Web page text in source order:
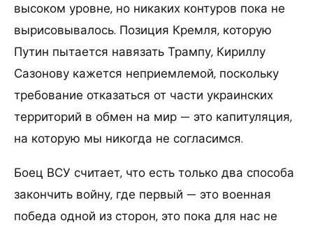
высоком уровне, но никаких контуров пока не
вырисовывалось. Позиция Кремля, которую
Путин пытается навязать Трампу, Кириллу
Сазонову кажется неприемлемой, поскольку
требование отказаться от части украинских
территорий в обмен на мир — это капитуляция,
на которую мы никогда не согласимся.
Боец ВСУ считает, что есть только два способа
закончить войну, где первый — это военная
победа одной из сторон, это пока для нас не